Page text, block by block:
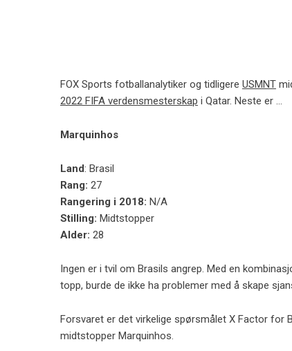
FOX Sports fotballanalytiker og tidligere USMNT
2022 FIFA verdensmesterskap i Qatar. Neste er …
Marquinhos
Land: Brasil
Rang: 27
Rangering i 2018: N/A
Stilling: Midtstopper
Alder: 28
Ingen er i tvil om Brasils angrep. Med en
topp, burde de ikke ha problemer med å skape
Forsvaret er det virkelige spørsmålet X Factor for
midtstopper Marquinhos.